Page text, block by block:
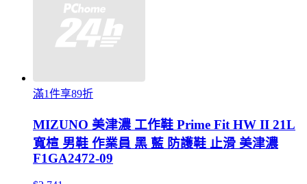
滿1件享89折
MIZUNO 美津濃 工作鞋 Prime Fit HW II 21L
寬楦 男鞋 作業員 黑 藍 防護鞋 止滑 美津濃
F1GA2472-09